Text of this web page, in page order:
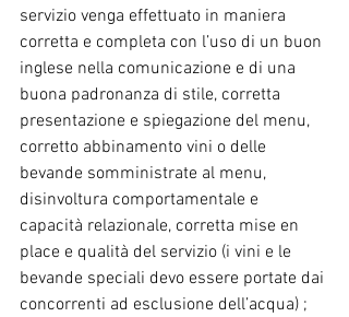
servizio venga effettuato in maniera
corretta e completa con l’uso di un buon
inglese nella comunicazione e di una
buona padronanza di stile, corretta
presentazione e spiegazione del menu,
corretto abbinamento vini o delle
bevande somministrate al menu,
disinvoltura comportamentale e
capacità relazionale, corretta mise en
place e qualità del servizio (i vini e le
bevande speciali devo essere portate dai
concorrenti ad esclusione dell’acqua) ;